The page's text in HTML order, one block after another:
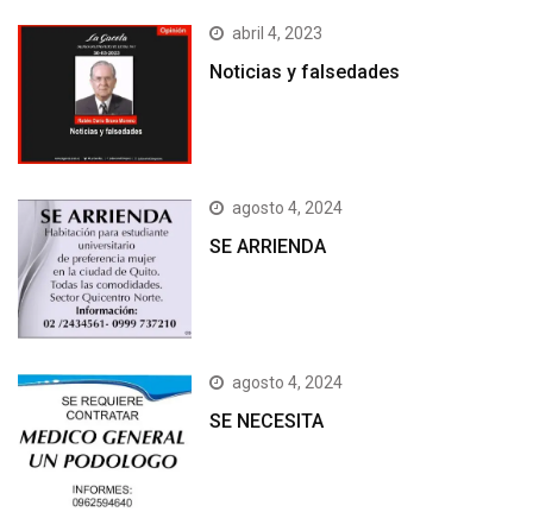
abril 4, 2023
Noticias y falsedades
agosto 4, 2024
SE ARRIENDA
agosto 4, 2024
SE NECESITA